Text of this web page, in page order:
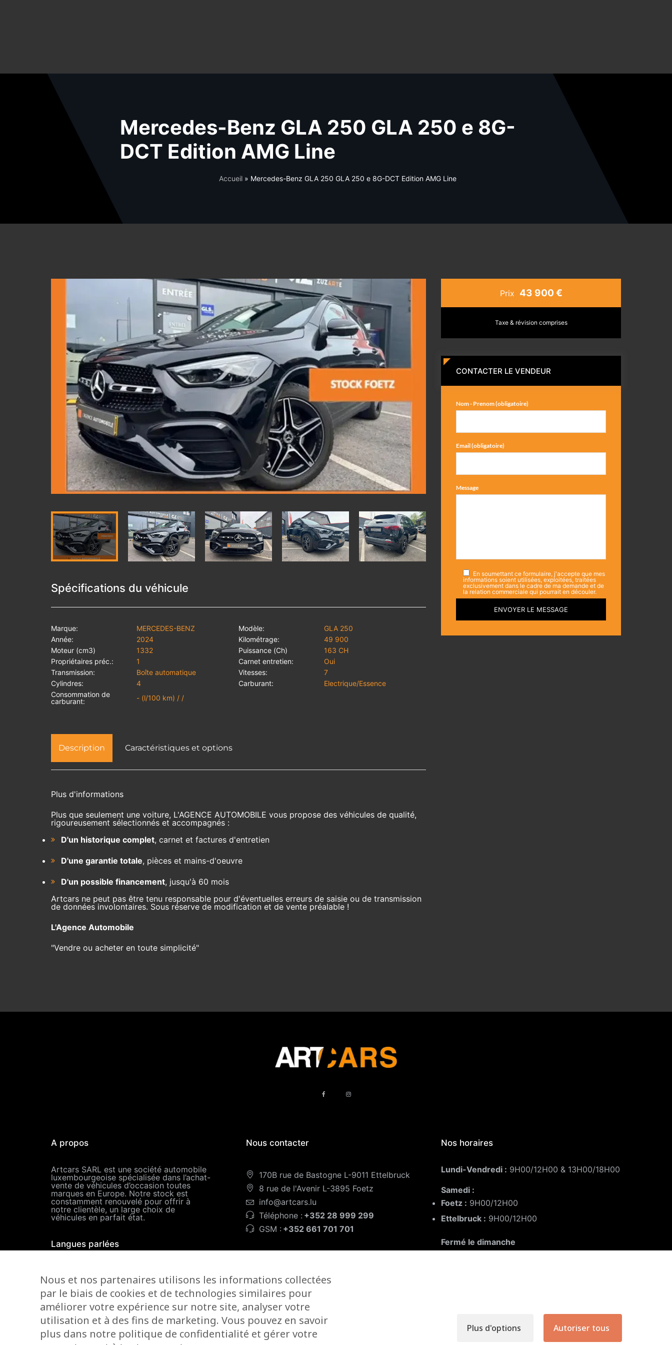
Mercedes-Benz GLA 250 GLA 250 e 8G-
DCT Edition AMG Line
Accueil » Mercedes-Benz GLA 250 GLA 250 e 8G-DCT Edition AMG Line
Spécifications du véhicule
Marque: MERCEDES-BENZ Modèle:
GLA 250
Année:
2024 Kilométrage:
49 900
Moteur (cm3)
1332 Puissance (Ch)
163 CH
Propriétaires préc.:
1 Carnet entretien:
Oui
Transmission:
Boîte automatique Vitesses:
7
Cylindres:
4 Carburant:
Electrique/Essence
Consommation de
carburant:
- (l/100 km) / /
Description Caractéristiques et options
Plus d'informations
Plus que seulement une voiture, L'AGENCE AUTOMOBILE vous propose des véhicules de qualité,
rigoureusement sélectionnés et accompagnés :
D'un historique complet, carnet et factures d'entretien
D'une garantie totale, pièces et mains-d'oeuvre
D'un possible financement, jusqu'à 60 mois
Artcars ne peut pas être tenu responsable pour d'éventuelles erreurs de saisie ou de transmission
de données involontaires. Sous réserve de modification et de vente préalable !
L'Agence Automobile
"Vendre ou acheter en toute simplicité"
Prix 43 900 €
Taxe & révision comprises
CONTACTER LE VENDEUR
Nom - Prenom (obligatoire)
Email (obligatoire)
Message
En soumettant ce formulaire, j'accepte que mes
informations soient utilisées, exploitées, traitées
exclusivement dans le cadre de ma demande et de
la relation commerciale qui pourrait en découler.
ENVOYER LE MESSAGE
A propos
Artcars SARL est une société automobile
luxembourgeoise spécialisée dans l’achat-
vente de véhicules d’occasion toutes
marques en Europe. Notre stock est
constamment renouvelé pour offrir à
notre clientèle, un large choix de
véhicules en parfait état.
Langues parlées
Nous contacter
170B rue de Bastogne L-9011 Ettelbruck
8 rue de l'Avenir L-3895 Foetz
info@artcars.lu
Téléphone : +352 28 999 299
GSM : +352 661 701 701
Nos horaires
Lundi-Vendredi : 9H00/12H00 & 13H00/18H00
Samedi :
Foetz : 9H00/12H00
Ettelbruck : 9H00/12H00
Fermé le dimanche
Nous et nos partenaires utilisons les informations collectées
par le biais de cookies et de technologies similaires pour
améliorer votre expérience sur notre site, analyser votre
utilisation et à des fins de marketing. Vous pouvez en savoir
plus dans notre politique de confidentialité et gérer votre
Plus d'options Autoriser tous